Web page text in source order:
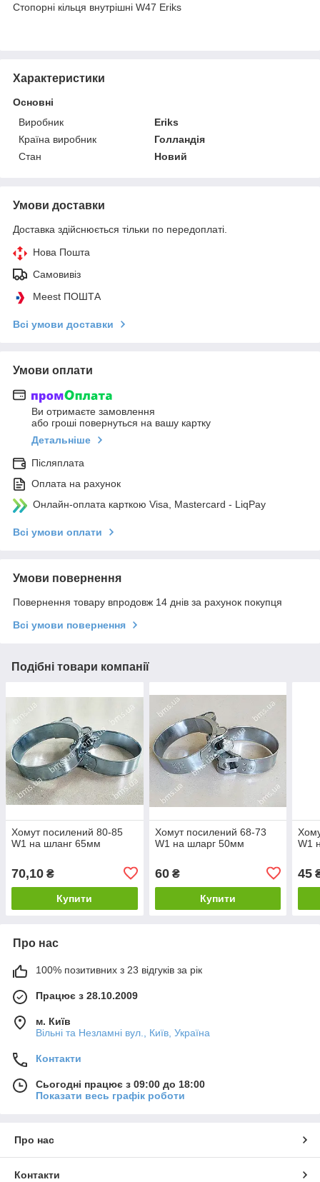
Стопорні кільця внутрішні W47 Eriks
Характеристики
Основні
Виробник
Eriks
Країна виробник
Голландія
Стан
Новий
Умови доставки
Доставка здійснюється тільки по передоплаті.
Нова Пошта
Самовивіз
Meest ПОШТА
Всі умови доставки
Умови оплати
Ви отримаєте замовлення
або гроші повернуться на вашу картку
Детальніше
Післяплата
Оплата на рахунок
Онлайн-оплата карткою Visa, Mastercard - LiqPay
Всі умови оплати
Умови повернення
Повернення товару впродовж 14 днів за рахунок покупця
Всі умови повернення
Подібні товари компанії
Хомут посилений 80-85
W1 на шланг 65мм
70,10 ₴
Купити
Хомут посилений 68-73
W1 на шларг 50мм
60₴
Купити
W1
45
Про нас
100% позитивних з 23 відгуків за рік
Працює з 28.10.2009
м. Київ
Вільні та Незламні вул., Київ, Україна
Контакти
Сьогодні працює з 09:00 до 18:00
Показати весь графік роботи
Про нас
Контакти